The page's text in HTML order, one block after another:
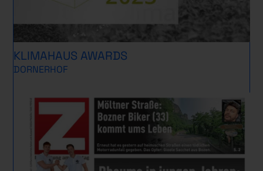
KLIMAHAUS AWARDS
DORNERHOF